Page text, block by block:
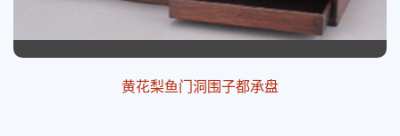
黄花梨鱼门洞围子都承盘